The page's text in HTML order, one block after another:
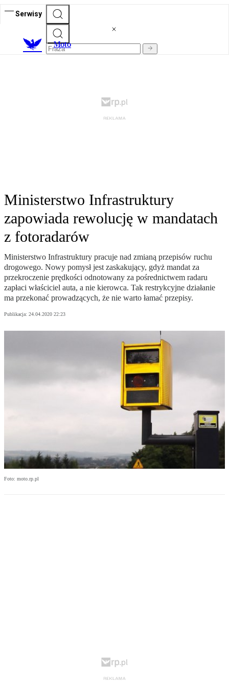
Serwisy
Moto
Ministerstwo Infrastruktury
zapowiada rewolucję w mandatach
z fotoradarów
Ministerstwo Infrastruktury pracuje nad zmianą przepisów ruchu
drogowego. Nowy pomysł jest zaskakujący, gdyż mandat za
przekroczenie prędkości odnotowany za pośrednictwem radaru
zapłaci właściciel auta, a nie kierowca. Tak restrykcyjne działanie
ma przekonać prowadzących, że nie warto łamać przepisy.
Publikacja: 24.04.2020 22:23
Foto: moto.rp.pl